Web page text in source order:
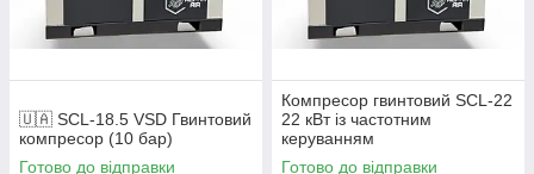
експлуатації — телефонуйте.
🇺🇦 SCL-18.5 VSD Гвинтовий
компресор (10 бар)
Готово до відправки
Компресор гвинтовий SCL-22
22 кВт із частотним
керуванням
Готово до відправки